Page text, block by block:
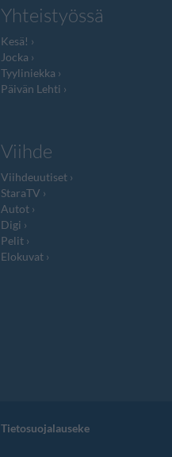
Yhteistyössä
Kesä!
Jocka
Tyyliniekka
Päivän Lehti
Viihde
Viihdeuutiset
StaraTV
Autot
Digi
Pelit
Elokuvat
Tietosuojalauseke